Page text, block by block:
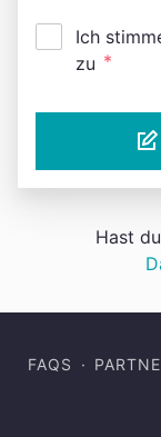
Ich
zu *
Hast
FAQS